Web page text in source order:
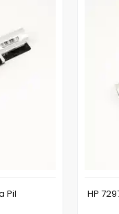
Pil
HP